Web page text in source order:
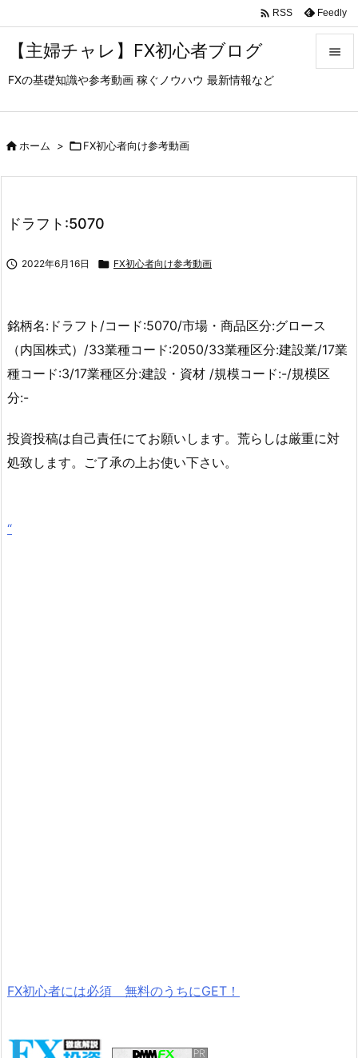
【主婦チャレ】FX初心者ブログ
FXの基礎知識や参考動画 稼ぐノウハウ 最新情報など

 RSS Feedly
ホーム > FX初心者向け参考動画
ドラフト:5070
 2022年6月16日  FX初心者向け参考動画
銘柄名:ドラフト/コード:5070/市場・商品区分:グロース
（内国株式）/33業種コード:2050/33業種区分:建設業/17業
種コード:3/17業種区分:建設・資材 /規模コード:-/規模区
分:-
投資投稿は自己責任にてお願いします。荒らしは厳重に対
処致します。ご了承の上お使い下さい。
“
FX初心者には必須 無料のうちにGET！